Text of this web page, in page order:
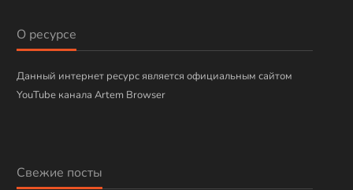
к
О ресурсе
Данный интернет ресурс является официальным сайтом
YouTube канала Artem Browser
Свежие посты